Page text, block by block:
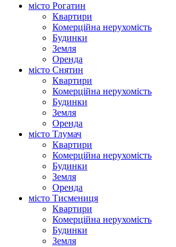
місто Рогатин
Квартири
Комерційна нерухомість
Будинки
Земля
Оренда
місто Снятин
Квартири
Комерційна нерухомість
Будинки
Земля
Оренда
місто Тлумач
Квартири
Комерційна нерухомість
Будинки
Земля
Оренда
місто Тисмениця
Квартири
Комерційна нерухомість
Будинки
Земля